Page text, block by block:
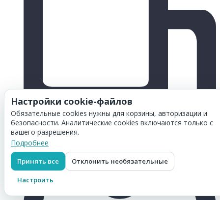
Настройки cookie-файлов
Обязательные cookies нужны для корзины, авторизации и
безопасности. Аналитические cookies включаются только с
вашего разрешения.
Подробнее
Принять все Отклонить необязательные
Настроить